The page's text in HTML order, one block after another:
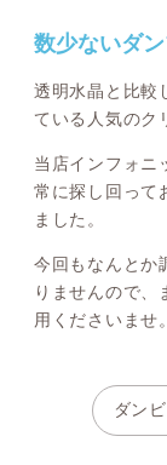
数少ないダ
透明水晶と比較
ている人気のク
当店インフォニ
常に探し回って
ました。
今回もなんとか
りませんので、
用くださいませ。
ダン